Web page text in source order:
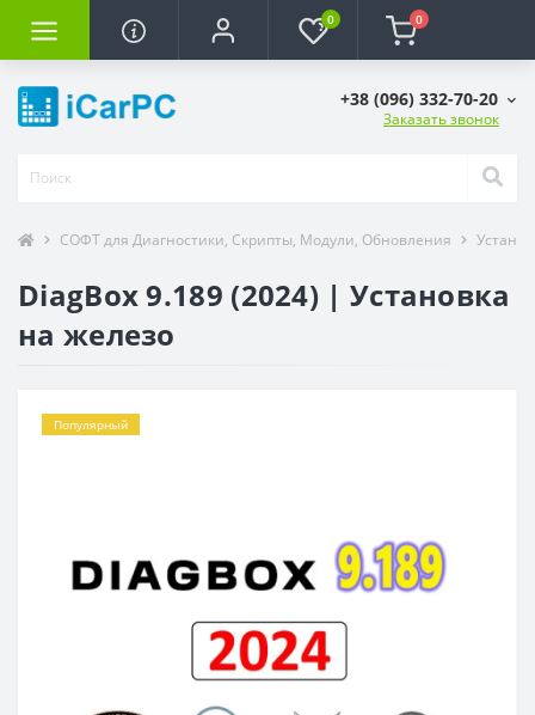
0 0
+38 (096) 332-70-20
Заказать звонок
СОФТ для Диагностики, Скрипты, Модули, Обновления
DiagBox 9.189 (2024) | Установка
на железо
Популярный